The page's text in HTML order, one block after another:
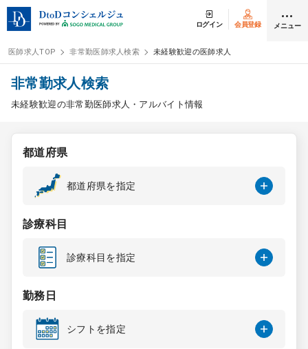
ログイン 会員登録 メニュー
ログイン
医師求人
常勤検索
スポット検索
DtoDの転職・
コンサルタント
医師求人TOP 非常勤医師求人検索 未経験歓迎の医師求人
非常勤求人検索
未経験歓迎の非常勤医師求人・アルバイト情報
都道府県
都道府県を指定
診療科目
診療科目を指定
勤務日
シフトを指定